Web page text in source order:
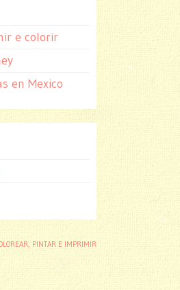
e colorir
en Mexico
PINTAR E IMPRIMIR